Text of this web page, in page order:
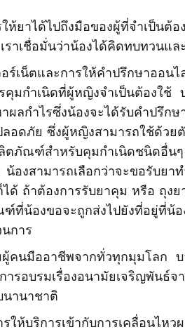
ห้ยาได้ไปถึงมือของผู้ที่จำเป็นต้
ราเชื่อมั่นว่าน้องได้คิดทบทวน
ร์เน็ตและการให้คำปรึกษาออนไ
มกำเนิดที่ผู้หญิงจำเป็นต้องใช้
ผลกำไรซึ่งน้องจะได้รับคำปรึ
ดภัย ซึ่งผู้หญิงสามารถใช้ด้วยตั
ตภัณฑ์สำหรับคุมกำเนิดชนิดอื่นๆ
องสามารถเลือกว่าจะขอรับยา
ด้ ถ้าต้องการรับยาคุม หรือ ถุงย
น้องขอจะถูกส่งไปยังที่อยู่ที่น้อ
การ
ผู้คนมืออาชีพจากทั่วทุกมุมโลก
ารอบรมเรื่องอนามัยเจริญพันธ์จ
นานาชาติ
ให้บริการเข้ากับการเคลื่อนไห